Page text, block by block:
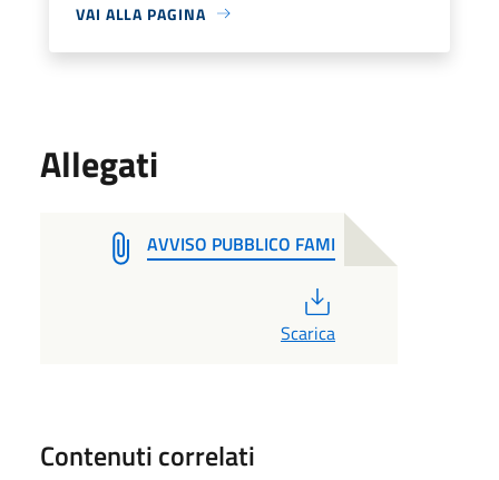
VAI ALLA PAGINA
Allegati
AVVISO PUBBLICO FAMI
Scarica
Contenuti correlati